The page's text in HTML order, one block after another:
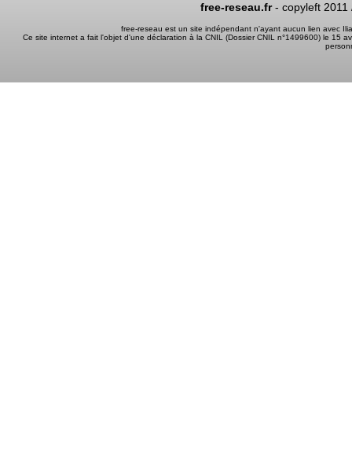
free-reseau.fr- copyleft 2011
free-reseau est un site indépendant n'ayant aucun lien avec
Ce site internet a fait l'objet d'une déclaration à la CNIL (Dossier CNIL n°1499600) le 15